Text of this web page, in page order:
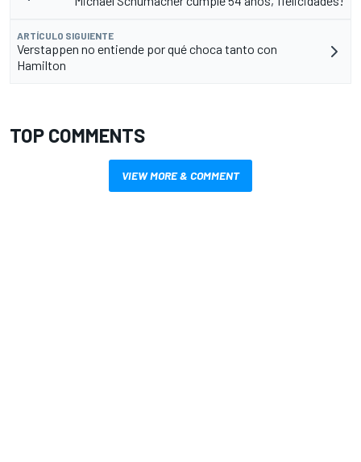
ARTÍCULO SIGUIENTE
Verstappen no entiende por qué choca tanto con
Hamilton
TOP COMMENTS
VIEW MORE & COMMENT